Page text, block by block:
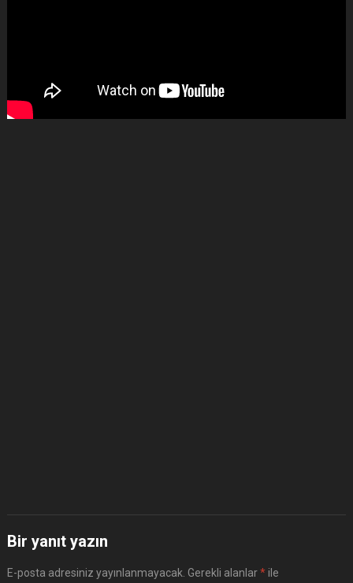
Bir yanıt yazın
E-posta adresiniz yayınlanmayacak. Gerekli alanlar*ile